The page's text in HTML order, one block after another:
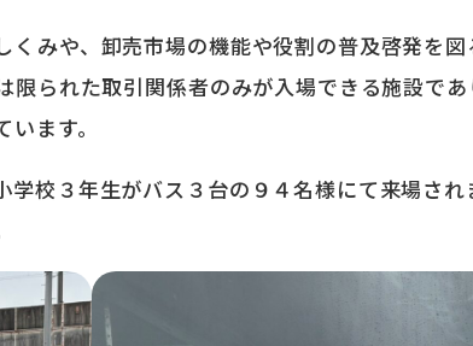
みや、卸売市場の機能や役割の普及啓発を
限られた取引関係者のみが入場できる施設で
ます。
校３年生がバス３台の９４名様にて来場さ